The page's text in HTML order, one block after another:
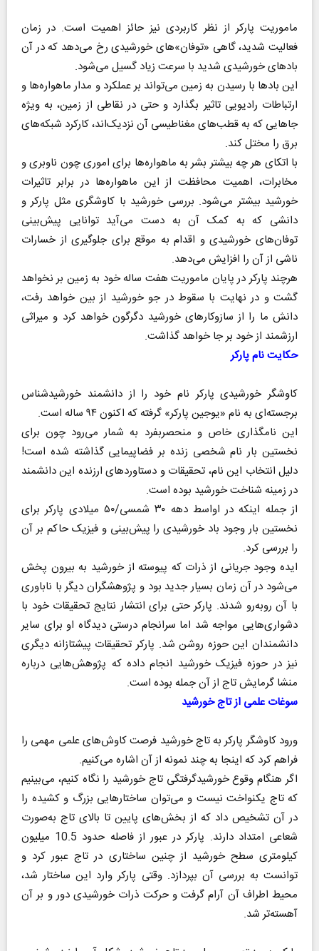
ماموریت پارکر از نظر کاربردی نیز حائز اهمیت است. در زمان
فعالیت شدید، گاهی «توفان»‌های خورشیدی رخ می‌دهد که در آن
بادهای خورشیدی شدید با سرعت زیاد گسیل می‌شود.
این بادها با رسیدن به زمین می‌تواند بر عملکرد و مدار ماهواره‌ها و
ارتباطات رادیویی تاثیر بگذارد و حتی در نقاطی از زمین، به ویژه
جاهایی که به قطب‌های مغناطیسی آن نزدیک‌اند، کارکرد شبکه‌های
برق را مختل کند.
با اتکای هر چه بیشتر بشر به ماهواره‌ها برای اموری چون ناوبری و
مخابرات، اهمیت محافظت از این ماهواره‌ها در برابر تاثیرات
خورشید بیشتر می‌شود. بررسی خورشید با کاوشگری مثل پارکر و
دانشی که به کمک آن به دست می‌آید توانایی پیش‌بینی
توفان‌های خورشیدی و اقدام به موقع برای جلوگیری از خسارات
ناشی از آن را افزایش می‌دهد.
هرچند پارکر در پایان ماموریت هفت ساله خود به زمین بر نخواهد
گشت و در نهایت با سقوط در جو خورشید از بین خواهد رفت،
دانش ما را از سازوکارهای خورشید دگرگون خواهد کرد و میراثی
ارزشمند از خود بر جا خواهد گذاشت.
حکایت نام‌ پارکر
کاوشگر خورشیدی پارکر نام خود را از دانشمند خورشیدشناس
برجسته‌ای به نام «یوجین پارکر» گرفته که اکنون ۹۴ ساله است.
این نامگذاری خاص و منحصربفرد به شمار می‌رود چون برای
نخستین بار نام شخصی زنده بر فضاپیمایی گذاشته شده است!
دلیل انتخاب این نام، تحقیقات و دستاوردهای ارزنده این دانشمند
در زمینه شناخت خورشید بوده است.
از جمله اینکه در اواسط دهه ۳۰ شمسی/۵۰ میلادی پارکر برای
نخستین بار وجود باد خورشیدی را پیش‌بینی و فیزیک حاکم بر آن
را بررسی کرد.
ایده وجود جریانی از ذرات که پیوسته از خورشید به بیرون پخش
می‌شود در آن زمان بسیار جدید بود و پژوهشگران دیگر با ناباوری
با آن روبه‌رو شدند. پارکر حتی برای انتشار نتایج تحقیقات خود با
دشواری‌هایی مواجه شد اما سرانجام درستی دیدگاه او برای سایر
دانشمندان این حوزه روشن شد. پارکر تحقیقات پیشتازانه دیگری
نیز در حوزه فیزیک خورشید انجام داده که پژوهش‌هایی درباره
منشا گرمایش تاج از آن جمله بوده است.
سوغات علمی از تاج خورشید
ورود کاوشگر پارکر به تاج خورشید فرصت کاوش‌های علمی مهمی را
فراهم کرد که اینجا به چند نمونه از آن اشاره می‌کنیم.
اگر هنگام وقوع خورشیدگرفتگی تاج خورشید را نگاه کنیم، می‌بینیم
که تاج یکنواخت نیست و می‌توان ساختارهایی بزرگ و کشیده را
در آن تشخیص داد که از بخش‌های پایین تا بالای تاج به‌صورت
شعاعی امتداد دارند. پارکر در عبور از فاصله حدود 10.5 میلیون
کیلومتری سطح خورشید از چنین ساختاری در تاج عبور کرد و
توانست به بررسی آن بپردازد. وقتی پارکر وارد این ساختار شد،
محیط اطراف آن آرام گرفت و حرکت ذرات خورشیدی دور و بر آن
آهسته‌تر شد.